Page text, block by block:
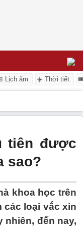
Lịch âm ☀️ Thời tiết
tiên được
sao?
khoa học trên
các loại vắc xin
nhiên, đến nay,